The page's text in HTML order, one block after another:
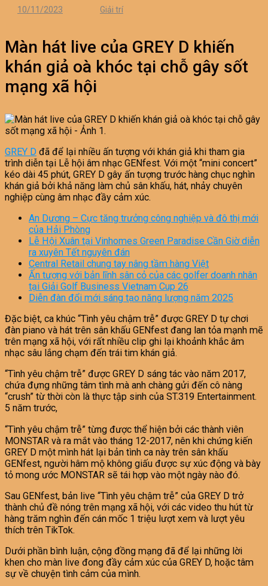
10/11/2023 Giải trí
Màn hát live của GREY D khiến
khán giả oà khóc tại chỗ gây sốt
mạng xã hội
GREY D đã để lại nhiều ấn tượng với khán giả khi tham gia
trình diễn tại Lễ hội âm nhạc GENfest. Với một “mini concert”
kéo dài 45 phút, GREY D gây ấn tượng trước hàng chục nghìn
khán giả bởi khả năng làm chủ sân khấu, hát, nhảy chuyên
nghiệp cùng âm nhạc đầy cảm xúc.
An Dương – Cực tăng trưởng công nghiệp và đô thị mới
của Hải Phòng
Lễ Hội Xuân tại Vinhomes Green Paradise Cần Giờ diễn
ra xuyên Tết nguyên đán
Central Retail chung tay nâng tầm hàng Việt
Ấn tượng với bản lĩnh sân cỏ của các golfer doanh nhân
tại Giải Golf Business Vietnam Cup 26
Diễn đàn đổi mới sáng tạo năng lượng năm 2025
Đặc biệt, ca khúc “Tình yêu chậm trễ” được GREY D tự chơi
đàn piano và hát trên sân khấu GENfest đang lan tỏa mạnh mẽ
trên mạng xã hội, với rất nhiều clip ghi lại khoảnh khắc âm
nhạc sâu lắng chạm đến trái tim khán giả.
“Tình yêu chậm trễ” được GREY D sáng tác vào năm 2017,
chứa đựng những tâm tình mà anh chàng gửi đến cô nàng
“crush” từ thời còn là thực tập sinh của ST.319 Entertainment.
5 năm trước,
“Tình yêu chậm trễ” từng được thể hiện bởi các thành viên
MONSTAR và ra mắt vào tháng 12-2017, nên khi chứng kiến
GREY D một mình hát lại bản tình ca này trên sân khấu
GENfest, người hâm mộ không giấu được sự xúc động và bày
tỏ mong ước MONSTAR sẽ tái hợp vào một ngày nào đó.
Sau GENfest, bản live “Tình yêu chậm trễ” của GREY D trở
thành chủ đề nóng trên mạng xã hội, với các video thu hút từ
hàng trăm nghìn đến cán mốc 1 triệu lượt xem và lượt yêu
thích trên TikTok.
Dưới phần bình luận, cộng đồng mạng đã để lại những lời
khen cho màn live đong đầy cảm xúc của GREY D, hoặc tâm
sự về chuyện tình cảm của mình.